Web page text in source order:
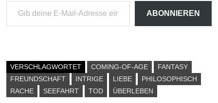
ABONNIEREN
VERSCHLAGWORTET COMING-OF-AGE
FANTASY
FREUNDSCHAFT
INTRIGE LIEBE
PHILOSOPHISCH
RACHE
SEEFAHRT TOD ÜBERLEBEN